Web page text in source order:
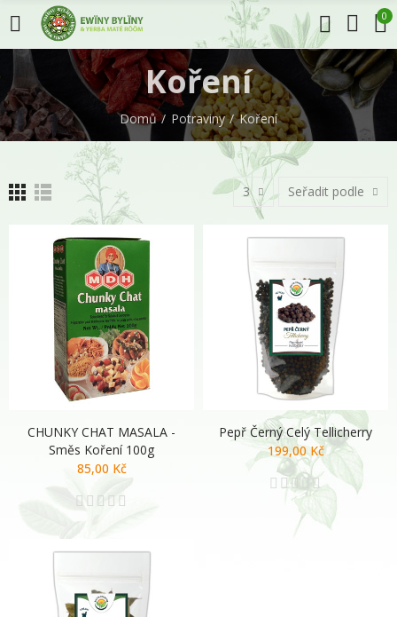
0
Koření
Domů Potraviny Koření
3 Seřadit podle
CHUNKY CHAT MASALA -
Směs Koření 100g
85,00 Kč
Pepř Černý Celý Tellicherry
199,00 Kč